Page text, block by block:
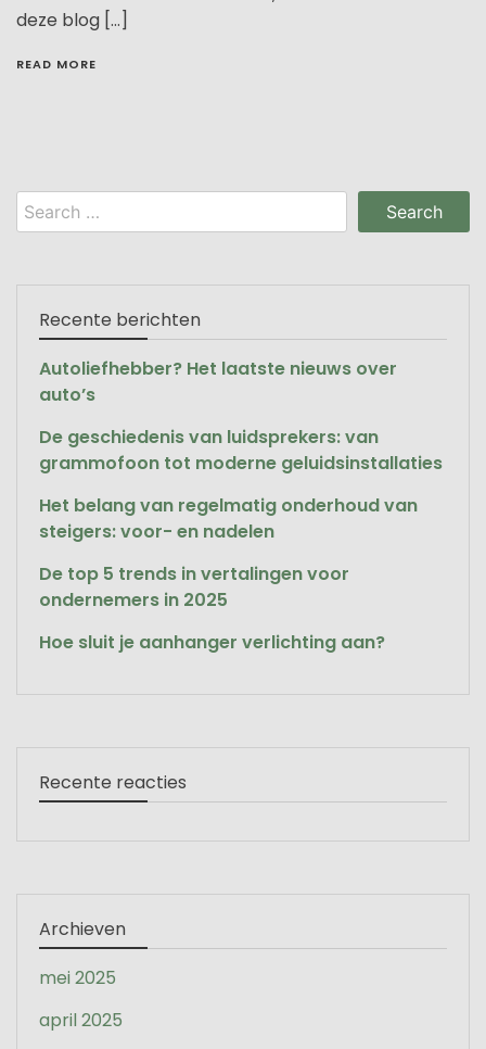
deze blog […]
READ MORE
Search
for:
Recente berichten
Autoliefhebber? Het laatste nieuws over
auto’s
De geschiedenis van luidsprekers: van
grammofoon tot moderne geluidsinstallaties
Het belang van regelmatig onderhoud van
steigers: voor- en nadelen
De top 5 trends in vertalingen voor
ondernemers in 2025
Hoe sluit je aanhanger verlichting aan?
Recente reacties
Archieven
mei 2025
april 2025